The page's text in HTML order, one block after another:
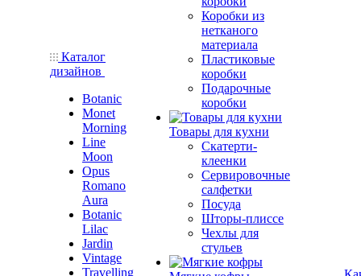
Каталог
дизайнов
Botanic
Monet
Morning
Line
Moon
Opus
Romano
Aura
Botanic
Lilac
Jardin
Vintage
Travelling
Коробки из
нетканого
материала
Пластиковые
коробки
Подарочные
коробки
Товары для кухни
Скатерти-
клеенки
Сервировочные
салфетки
Посуда
Шторы-плиссе
Чехлы для
стульев